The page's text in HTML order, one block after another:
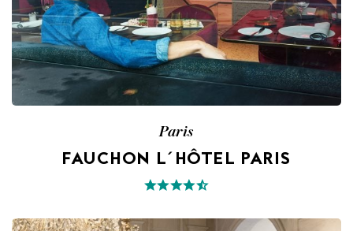
Paris
FAUCHON L´HÔTEL PARIS